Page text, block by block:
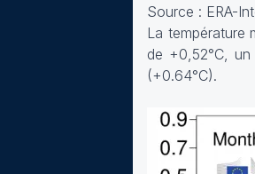
Source : ERA-
La température
de +0,52°C,
(+0.64°C).